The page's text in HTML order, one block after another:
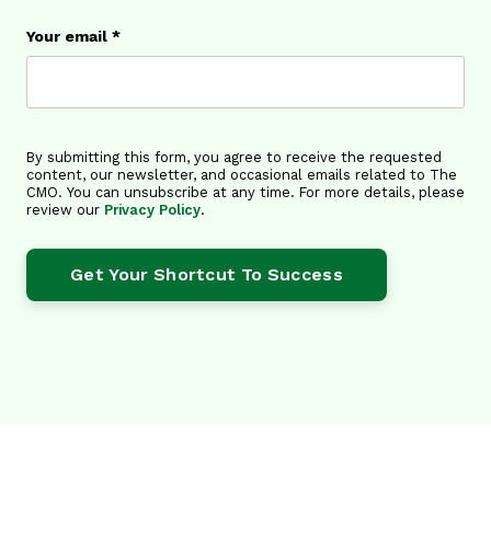
Your email *
By submitting this form, you agree to receive the requested
content, our newsletter, and occasional emails related to The
CMO. You can unsubscribe at any time. For more details, please
review our Privacy Policy.